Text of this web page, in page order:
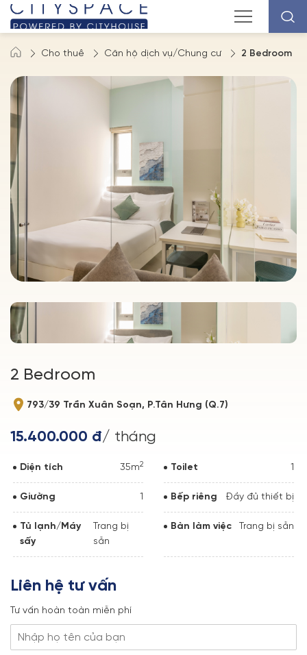
Cho thuê Căn hộ dịch vụ/Chung cư 2 Bedroom
2 Bedroom
793/39 Trần Xuân Soạn, P.Tân Hưng (Q.7)
15.400.000 đ/ tháng
Diện tích 35m2 Toilet 1
Giường 1 Bếp riêng Đầy đủ thiết bị
Tủ lạnh/Máy
sấy
Trang bị
sẵn
Bàn làm việc Trang bị sẵn
Liên hệ tư vấn
Tư vấn hoàn toàn miễn phí